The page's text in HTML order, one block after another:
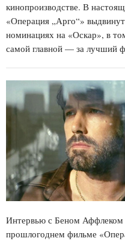
кинопроизводстве. В
«Операция „Арго“»
номинациях на «Оскар», в
самой главной — за лучший
Интервью с Беном Аффлеком
прошлогоднем фильме